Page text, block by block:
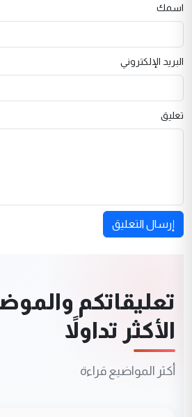
اسمك
البريد الإلكتروني
تعليق
إرسال التعليق
تعليقاتكم
الأكثر تداولاً
أكثر المواضيع قراءة